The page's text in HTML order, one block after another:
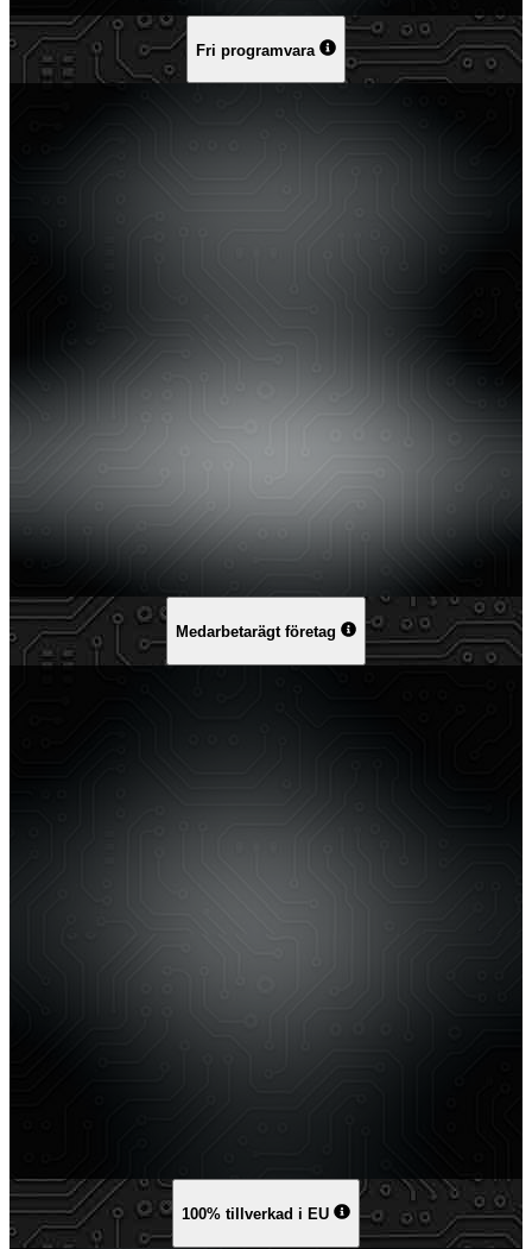
Fri programvara
Medarbetarägt företag
100% tillverkad i EU